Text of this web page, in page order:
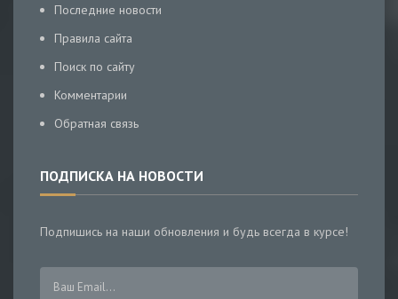
Последние новости
Правила сайта
Поиск по сайту
Комментарии
Обратная связь
ПОДПИСКА НА НОВОСТИ
Подпишись на наши обновления и будь всегда в курсе!